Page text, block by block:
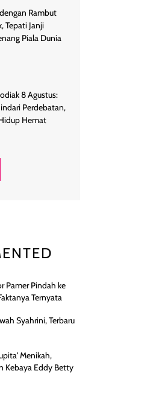
Rambut
Tepati Janji
Piala Dunia
8 Agustus:
Perdebatan,
Hemat
Pamer Pindah ke
Ternyata
Syahrini, Terbaru
Menikah,
Kebaya Eddy Betty